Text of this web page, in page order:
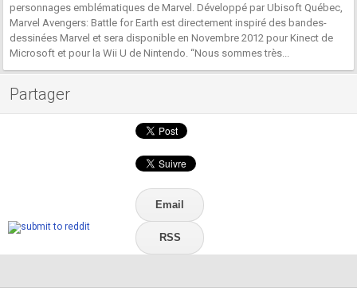
personnages emblématiques de Marvel. Développé par Ubisoft Québec,
Marvel Avengers: Battle for Earth est directement inspiré des bandes-
dessinées Marvel et sera disponible en Novembre 2012 pour Kinect de
Microsoft et pour la Wii U de Nintendo. “Nous sommes très...
Partager
Email
RSS